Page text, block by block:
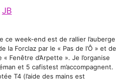
JB
ce week-end est de rallier l’auberge
la Forclaz par le « Pas de l’Ô » et de
Fenêtre d’Arpette ». Je l’organise
et 5 cafistest m’accompagnent.
T4 (l’aide des mains est